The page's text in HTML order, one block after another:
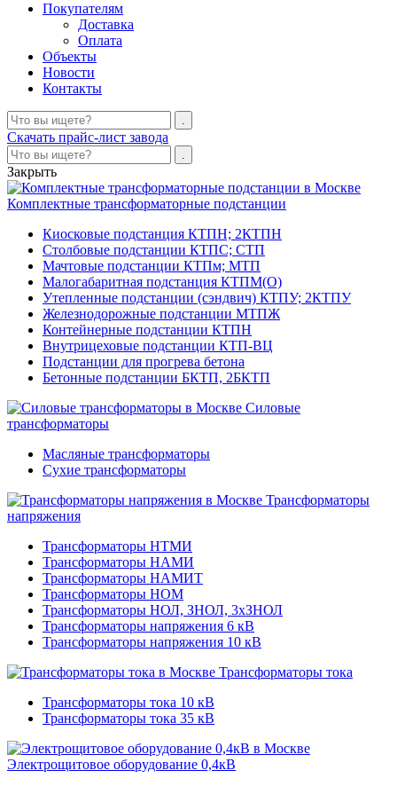
Покупателям
Доставка
Оплата
Объекты
Новости
Контакты
Скачать прайс-лист завода
Закрыть
Комплектные трансформаторные подстанции
Киосковые подстанция КТПН; 2КТПН
Столбовые подстанции КТПС; СТП
Мачтовые подстанции КТПм; МТП
Малогабаритная подстанция КТПМ(О)
Утепленные подстанции (сэндвич) КТПУ; 2КТПУ
Железнодорожные подстанции МТПЖ
Контейнерные подстанции КТПН
Внутрицеховые подстанции КТП-ВЦ
Подстанции для прогрева бетона
Бетонные подстанции БКТП, 2БКТП
Силовые
трансформаторы
Масляные трансформаторы
Сухие трансформаторы
Трансформаторы
напряжения
Трансформаторы НТМИ
Трансформаторы НАМИ
Трансформаторы НАМИТ
Трансформаторы НОМ
Трансформаторы НОЛ, ЗНОЛ, 3хЗНОЛ
Трансформаторы напряжения 6 кВ
Трансформаторы напряжения 10 кВ
Трансформаторы тока
Трансформаторы тока 10 кВ
Трансформаторы тока 35 кВ
Электрощитовое оборудование 0,4кВ